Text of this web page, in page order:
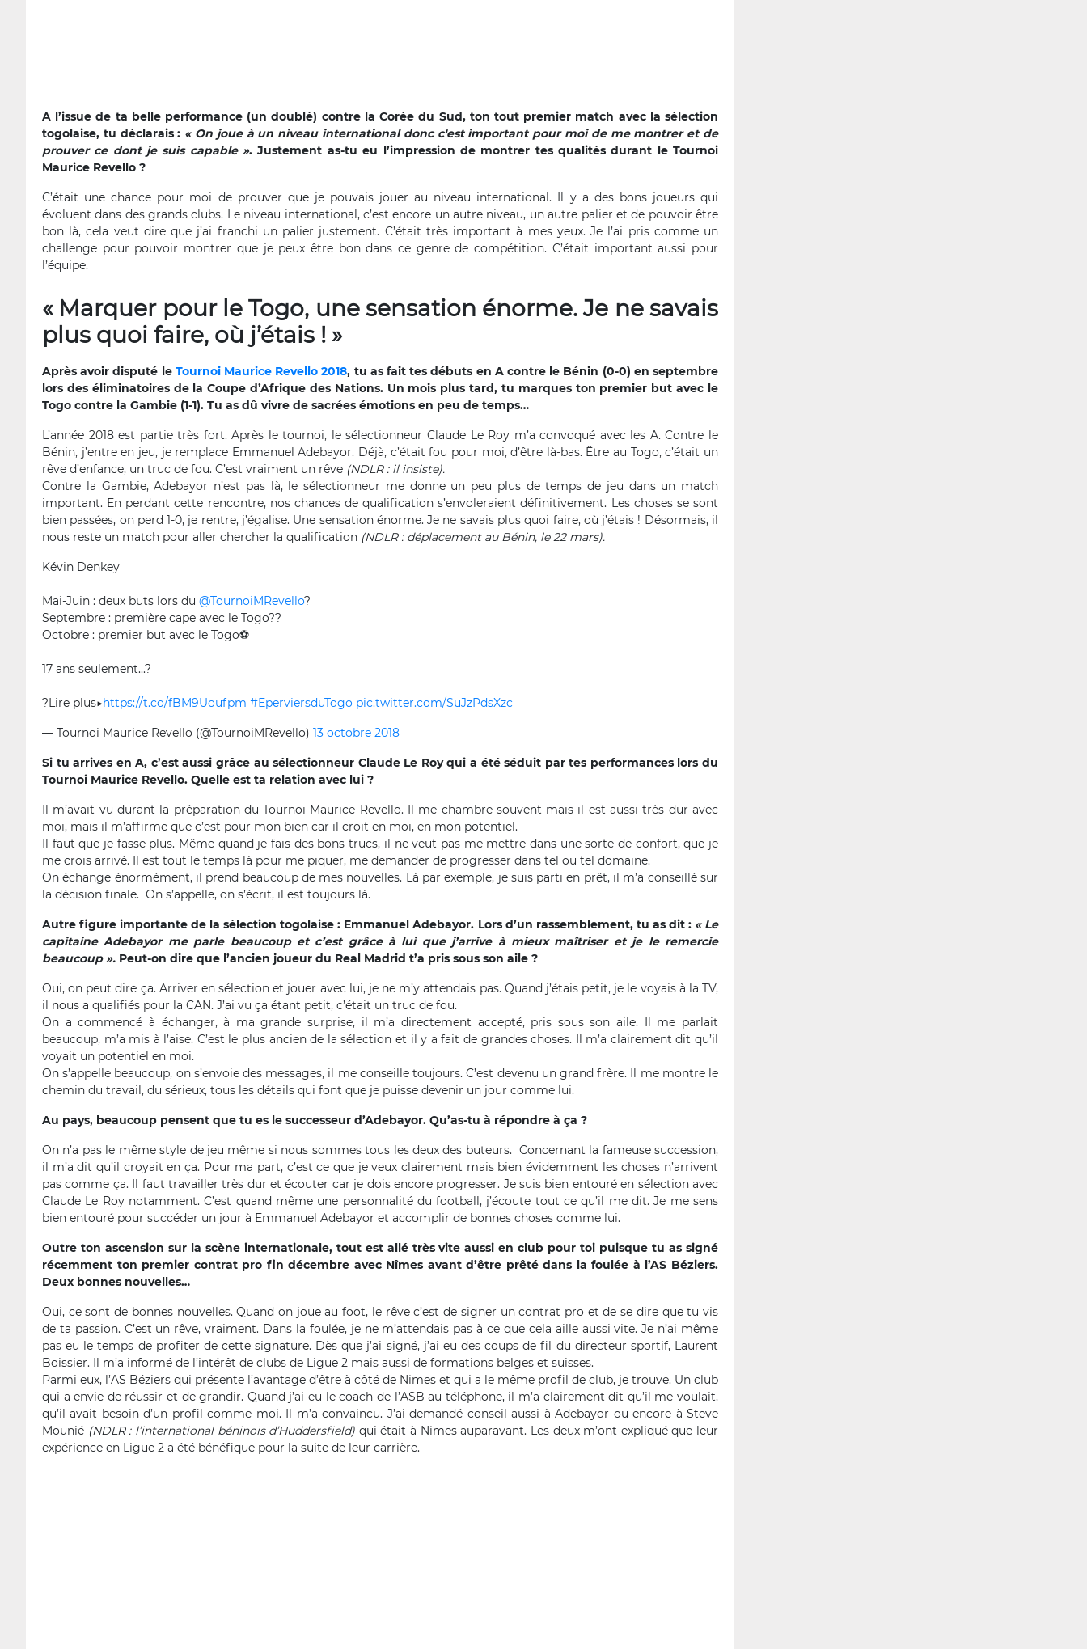
A l’issue de ta belle performance (un doublé) contre la Corée du Sud, ton tout premier match avec la sélection
togolaise, tu déclarais : « On joue à un niveau international donc c'est important pour moi de me montrer et de
prouver ce dont je suis capable ». Justement as-tu eu l’impression de montrer tes qualités durant le Tournoi
Maurice Revello ?
C’était une chance pour moi de prouver que je pouvais jouer au niveau international. Il y a des bons joueurs qui
évoluent dans des grands clubs. Le niveau international, c’est encore un autre niveau, un autre palier et de pouvoir être
bon là, cela veut dire que j’ai franchi un palier justement. C’était très important à mes yeux. Je l’ai pris comme un
challenge pour pouvoir montrer que je peux être bon dans ce genre de compétition. C’était important aussi pour
l’équipe.
« Marquer pour le Togo, une sensation énorme. Je ne savais
plus quoi faire, où j’étais ! »
Après avoir disputé le Tournoi Maurice Revello 2018, tu as fait tes débuts en A contre le Bénin (0-0) en septembre
lors des éliminatoires de la Coupe d’Afrique des Nations. Un mois plus tard, tu marques ton premier but avec le
Togo contre la Gambie (1-1). Tu as dû vivre de sacrées émotions en peu de temps…
L’année 2018 est partie très fort. Après le tournoi, le sélectionneur Claude Le Roy m’a convoqué avec les A. Contre le
Bénin, j’entre en jeu, je remplace Emmanuel Adebayor. Déjà, c’était fou pour moi, d’être là-bas. Être au Togo, c’était un
rêve d’enfance, un truc de fou. C’est vraiment un rêve (NDLR : il insiste).
Contre la Gambie, Adebayor n’est pas là, le sélectionneur me donne un peu plus de temps de jeu dans un match
important. En perdant cette rencontre, nos chances de qualification s’envoleraient définitivement. Les choses se sont
bien passées, on perd 1-0, je rentre, j’égalise. Une sensation énorme. Je ne savais plus quoi faire, où j’étais ! Désormais, il
nous reste un match pour aller chercher la qualification (NDLR : déplacement au Bénin, le 22 mars).
Kévin Denkey
Mai-Juin : deux buts lors du @TournoiMRevello?
Septembre : première cape avec le Togo??
Octobre : premier but avec le Togo⚽️
17 ans seulement...?
?Lire plus▶️https://t.co/fBM9Uoufpm #EperviersduTogo pic.twitter.com/SuJzPdsXzc
— Tournoi Maurice Revello (@TournoiMRevello) 13 octobre 2018
Si tu arrives en A, c’est aussi grâce au sélectionneur Claude Le Roy qui a été séduit par tes performances lors du
Tournoi Maurice Revello. Quelle est ta relation avec lui ?
Il m’avait vu durant la préparation du Tournoi Maurice Revello. Il me chambre souvent mais il est aussi très dur avec
moi, mais il m’affirme que c’est pour mon bien car il croit en moi, en mon potentiel.
Il faut que je fasse plus. Même quand je fais des bons trucs, il ne veut pas me mettre dans une sorte de confort, que je
me crois arrivé. Il est tout le temps là pour me piquer, me demander de progresser dans tel ou tel domaine.
On échange énormément, il prend beaucoup de mes nouvelles. Là par exemple, je suis parti en prêt, il m’a conseillé sur
la décision finale. On s’appelle, on s’écrit, il est toujours là.
Autre figure importante de la sélection togolaise : Emmanuel Adebayor. Lors d’un rassemblement, tu as dit : « Le
capitaine Adebayor me parle beaucoup et c’est grâce à lui que j’arrive à mieux maîtriser et je le remercie
beaucoup ». Peut-on dire que l’ancien joueur du Real Madrid t’a pris sous son aile ?
Oui, on peut dire ça. Arriver en sélection et jouer avec lui, je ne m’y attendais pas. Quand j’étais petit, je le voyais à la TV,
il nous a qualifiés pour la CAN. J’ai vu ça étant petit, c’était un truc de fou.
On a commencé à échanger, à ma grande surprise, il m’a directement accepté, pris sous son aile. Il me parlait
beaucoup, m’a mis à l’aise. C’est le plus ancien de la sélection et il y a fait de grandes choses. Il m’a clairement dit qu’il
voyait un potentiel en moi.
On s’appelle beaucoup, on s’envoie des messages, il me conseille toujours. C’est devenu un grand frère. Il me montre le
chemin du travail, du sérieux, tous les détails qui font que je puisse devenir un jour comme lui.
Au pays, beaucoup pensent que tu es le successeur d’Adebayor. Qu’as-tu à répondre à ça ?
On n’a pas le même style de jeu même si nous sommes tous les deux des buteurs. Concernant la fameuse succession,
il m’a dit qu’il croyait en ça. Pour ma part, c’est ce que je veux clairement mais bien évidemment les choses n’arrivent
pas comme ça. Il faut travailler très dur et écouter car je dois encore progresser. Je suis bien entouré en sélection avec
Claude Le Roy notamment. C’est quand même une personnalité du football, j’écoute tout ce qu’il me dit. Je me sens
bien entouré pour succéder un jour à Emmanuel Adebayor et accomplir de bonnes choses comme lui.
Outre ton ascension sur la scène internationale, tout est allé très vite aussi en club pour toi puisque tu as signé
récemment ton premier contrat pro fin décembre avec Nîmes avant d’être prêté dans la foulée à l’AS Béziers.
Deux bonnes nouvelles…
Oui, ce sont de bonnes nouvelles. Quand on joue au foot, le rêve c’est de signer un contrat pro et de se dire que tu vis
de ta passion. C’est un rêve, vraiment. Dans la foulée, je ne m’attendais pas à ce que cela aille aussi vite. Je n’ai même
pas eu le temps de profiter de cette signature. Dès que j’ai signé, j’ai eu des coups de fil du directeur sportif, Laurent
Boissier. Il m’a informé de l’intérêt de clubs de Ligue 2 mais aussi de formations belges et suisses.
Parmi eux, l’AS Béziers qui présente l’avantage d’être à côté de Nîmes et qui a le même profil de club, je trouve. Un club
qui a envie de réussir et de grandir. Quand j’ai eu le coach de l’ASB au téléphone, il m’a clairement dit qu’il me voulait,
qu’il avait besoin d’un profil comme moi. Il m’a convaincu. J’ai demandé conseil aussi à Adebayor ou encore à Steve
Mounié (NDLR : l’international béninois d’Huddersfield) qui était à Nîmes auparavant. Les deux m’ont expliqué que leur
expérience en Ligue 2 a été bénéfique pour la suite de leur carrière.